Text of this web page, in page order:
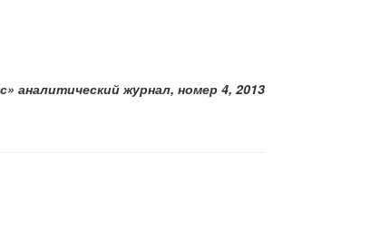
аналитический журнал, номер 4, 2013